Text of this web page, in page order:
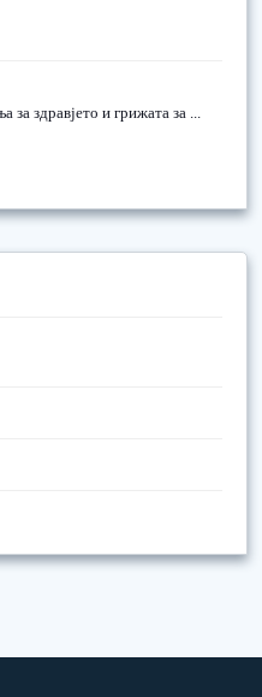
здравјето и грижата за ...